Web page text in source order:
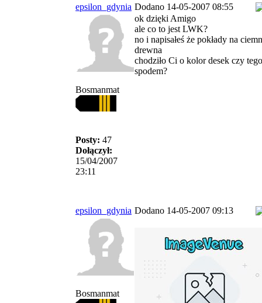
epsilon_gdynia Dodano 14-05-2007 08:55
Bosmanmat
Posty: 47
Dołączył:
15/04/2007
23:11
ok dzięki Amigo
ale co to jest LWK?
no i napisałeś że pokłady na
drewna
chodziło Ci o kolor desek czy
spodem?
epsilon_gdynia Dodano 14-05-2007 09:13
Bosmanmat